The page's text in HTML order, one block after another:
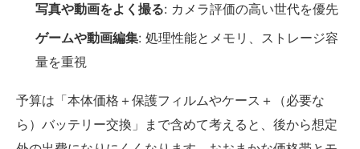
写真や動画をよく撮る: カメラ評価の高い世代を優先
ゲームや動画編集: 処理性能とメモリ、ストレージ容
量を重視
予算は「本体価格＋保護フィルムやケース＋（必要な
ら）バッテリー交換」まで含めて考えると、後から想定